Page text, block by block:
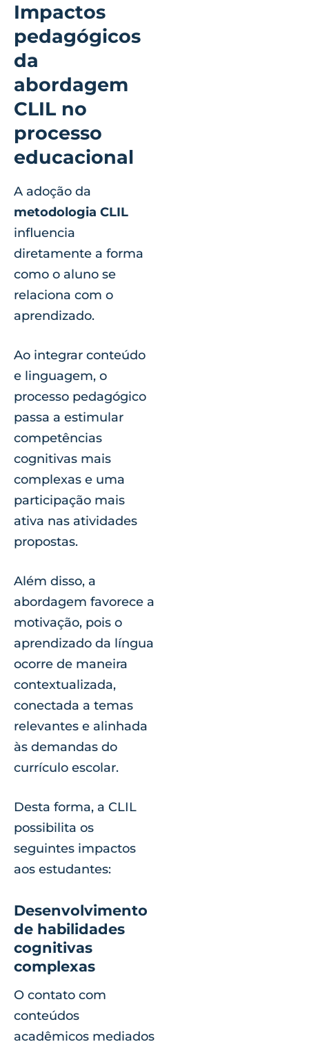
Impactos
pedagógicos
da
abordagem
CLIL no
processo
educacional
A adoção da
metodologia CLIL
influencia
diretamente a forma
como o aluno se
relaciona com o
aprendizado.
Ao integrar conteúdo
e linguagem, o
processo pedagógico
passa a estimular
competências
cognitivas mais
complexas e uma
participação mais
ativa nas atividades
propostas.
Além disso, a
abordagem favorece a
motivação, pois o
aprendizado da língua
ocorre de maneira
contextualizada,
conectada a temas
relevantes e alinhada
às demandas do
currículo escolar.
Desta forma, a CLIL
possibilita os
seguintes impactos
aos estudantes:
Desenvolvimento
de habilidades
cognitivas
complexas
O contato com
conteúdos
acadêmicos mediados